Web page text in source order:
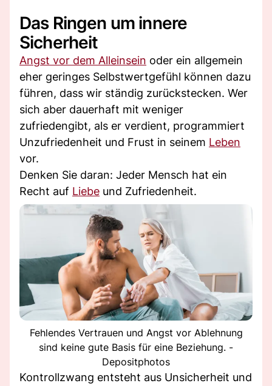
Das Ringen um innere
Sicherheit
Angst vor dem Alleinsein oder ein allgemein
eher geringes Selbstwertgefühl können dazu
führen, dass wir ständig zurückstecken. Wer
sich aber dauerhaft mit weniger
zufriedengibt, als er verdient, programmiert
Unzufriedenheit und Frust in seinem Leben
vor.
Denken Sie daran: Jeder Mensch hat ein
Recht auf Liebe und Zufriedenheit.
Fehlendes Vertrauen und Angst vor Ablehnung
sind keine gute Basis für eine Beziehung. -
Depositphotos
Kontrollzwang entsteht aus Unsicherheit und